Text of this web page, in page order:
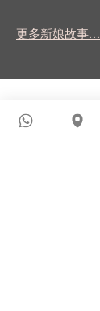
更多新娘故事...